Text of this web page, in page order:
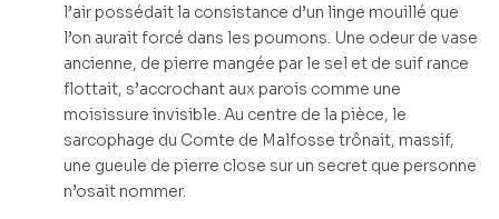
l’air possédait la consistance d’un linge mouillé que
l’on aurait forcé dans les poumons. Une odeur de vase
ancienne, de pierre mangée par le sel et de suif rance
flottait, s’accrochant aux parois comme une
moisissure invisible. Au centre de la pièce, le
sarcophage du Comte de Malfosse trônait, massif,
une gueule de pierre close sur un secret que personne
n’osait nommer.